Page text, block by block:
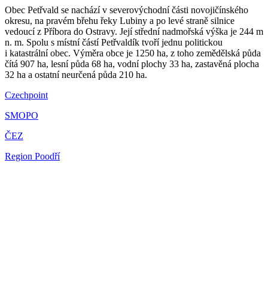
Obec Petřvald se nachází v severovýchodní části novojičínského
okresu, na pravém břehu řeky Lubiny a po levé straně silnice
vedoucí z Příbora do Ostravy. Její střední nadmořská výška je 244 m
n. m. Spolu s místní částí Petřvaldík tvoří jednu politickou
i katastrální obec. Výměra obce je 1250 ha, z toho zemědělská půda
čítá 907 ha, lesní půda 68 ha, vodní plochy 33 ha, zastavěná plocha
32 ha a ostatní neurčená půda 210 ha.
Czechpoint
SMOPO
ČEZ
Region Poodří